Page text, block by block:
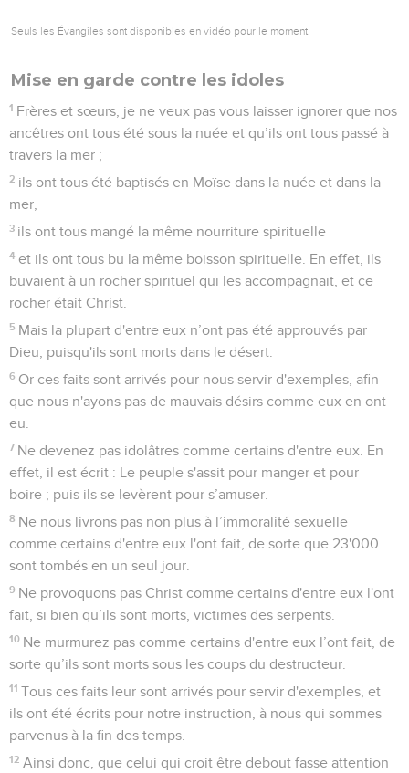
Seuls les Évangiles sont disponibles en vidéo pour le moment.
Mise en garde contre les idoles
1 Frères et sœurs, je ne veux pas vous laisser ignorer que nos
ancêtres ont tous été sous la nuée et qu’ils ont tous passé à
travers la mer ;
2 ils ont tous été baptisés en Moïse dans la nuée et dans la
mer,
3 ils ont tous mangé la même nourriture spirituelle
4 et ils ont tous bu la même boisson spirituelle. En effet, ils
buvaient à un rocher spirituel qui les accompagnait, et ce
rocher était Christ.
5 Mais la plupart d'entre eux n’ont pas été approuvés par
Dieu, puisqu'ils sont morts dans le désert.
6 Or ces faits sont arrivés pour nous servir d'exemples, afin
que nous n'ayons pas de mauvais désirs comme eux en ont
eu.
7 Ne devenez pas idolâtres comme certains d'entre eux. En
effet, il est écrit : Le peuple s'assit pour manger et pour
boire ; puis ils se levèrent pour s’amuser.
8 Ne nous livrons pas non plus à l’immoralité sexuelle
comme certains d'entre eux l'ont fait, de sorte que 23'000
sont tombés en un seul jour.
9 Ne provoquons pas Christ comme certains d'entre eux l'ont
fait, si bien qu’ils sont morts, victimes des serpents.
10 Ne murmurez pas comme certains d'entre eux l’ont fait, de
sorte qu’ils sont morts sous les coups du destructeur.
11 Tous ces faits leur sont arrivés pour servir d'exemples, et
ils ont été écrits pour notre instruction, à nous qui sommes
parvenus à la fin des temps.
12 Ainsi donc, que celui qui croit être debout fasse attention